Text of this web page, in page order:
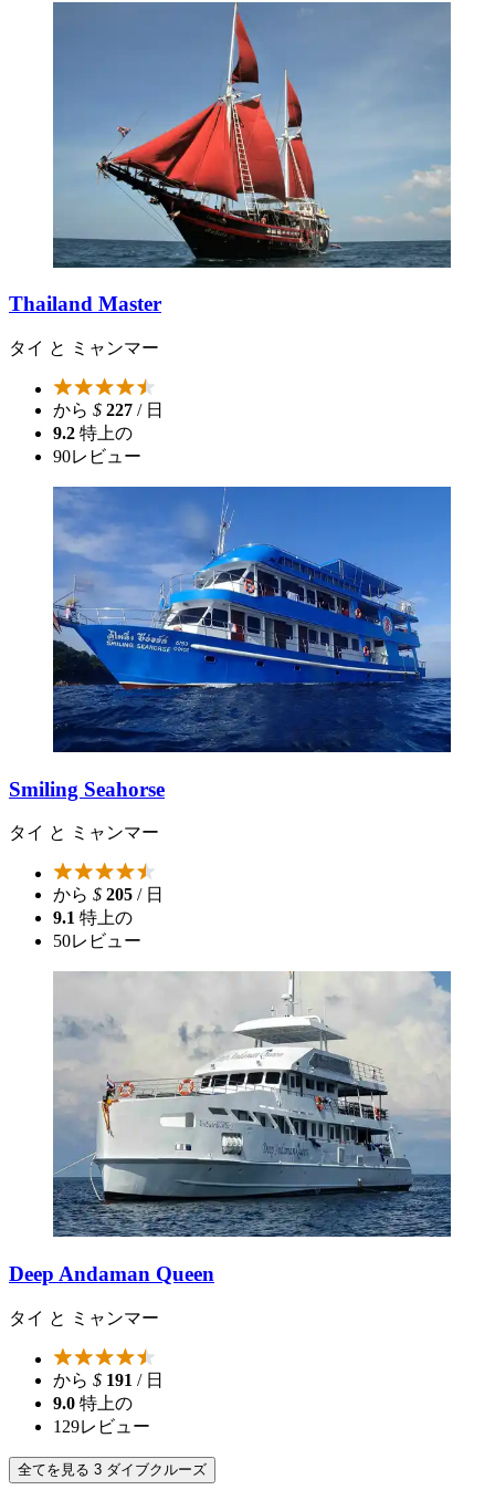
Thailand Master
タイ と ミャンマー
から $ 227 / 日
9.2 特上の
90レビュー
Smiling Seahorse
タイ と ミャンマー
から $ 205 / 日
9.1 特上の
50レビュー
Deep Andaman Queen
タイ と ミャンマー
から $ 191 / 日
9.0 特上の
129レビュー
全てを見る 3 ダイブクルーズ